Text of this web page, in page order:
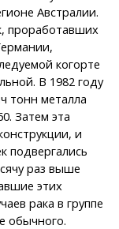
Австралии.
проработавших
когорте
В 1982 году
тонн металла
Затем эта
и
подвергались
раз выше
этих
рака в группе
обычного.